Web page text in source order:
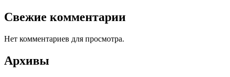
Свежие комментарии
Нет комментариев для просмотра.
Архивы